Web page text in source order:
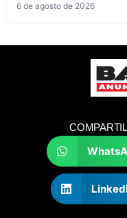
6 de agosto de 2026